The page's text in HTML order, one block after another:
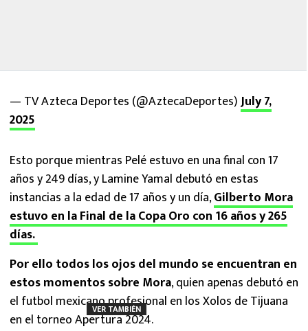
— TV Azteca Deportes (@AztecaDeportes)July 7,
2025
Esto porque mientras Pelé estuvo en una final con 17
años y 249 días, y Lamine Yamal debutó en estas
instancias a la edad de 17 años y un día,Gilberto Mora
estuvo en la Final de la Copa Oro con 16 años y 265
días.
Por ello todos los ojos del mundo se encuentran en
estos momentos sobre Mora, quien apenas debutó en
el futbol mexicano profesional en los Xolos de Tijuana
en el torneo Apertura 2024.
VER TAMBIÉN